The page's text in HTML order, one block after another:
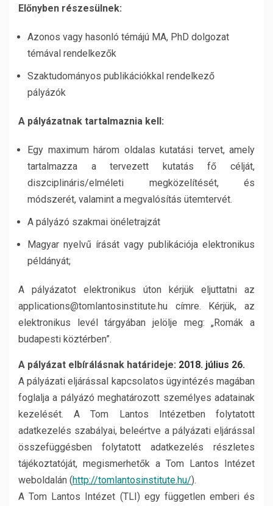
Előnyben részesülnek:
Azonos vagy hasonló témájú MA, PhD dolgozat
témával rendelkezők
Szaktudományos publikációkkal rendelkező
pályázók
A pályázatnak tartalmaznia kell:
Egy maximum három oldalas kutatási tervet, amely
tartalmazza a tervezett kutatás fő célját,
diszciplináris/elméleti megközelítését, és
módszerét, valamint a megvalósítás ütemtervét.
A pályázó szakmai önéletrajzát
Magyar nyelvű írását vagy publikációja elektronikus
példányát;
A pályázatot elektronikus úton kérjük eljuttatni az
applications@tomlantosinstitute.hu címre. Kérjük, az
elektronikus levél tárgyában jelölje meg: „Romák a
budapesti köztérben”.
A pályázat elbírálásnak határideje: 2018. július 26.
A pályázati eljárással kapcsolatos ügyintézés magában
foglalja a pályázó meghatározott személyes adatainak
kezelését. A Tom Lantos Intézetben folytatott
adatkezelés szabályai, beleértve a pályázati eljárással
összefüggésben folytatott adatkezelés részletes
tájékoztatóját, megismerhetők a Tom Lantos Intézet
weboldalán (http://tomlantosinstitute.hu/).
A Tom Lantos Intézet (TLI) egy független emberi és